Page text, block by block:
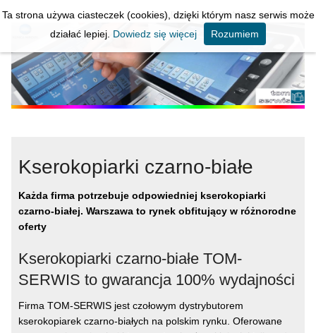
KOPIARKI * DRUKARKI * SERWIS
Kserokopiarki czarno-białe
Każda firma potrzebuje odpowiedniej kserokopiarki
czarno-białej. Warszawa to rynek obfitujący w różnorodne
oferty
Kserokopiarki czarno-białe TOM-
SERWIS to gwarancja 100% wydajności
Firma TOM-SERWIS jest czołowym dystrybutorem
kserokopiarek czarno-białych na polskim rynku. Oferowane
Ta strona używa ciasteczek (cookies), dzięki którym nasz serwis może
działać lepiej. Dowiedz się więcej Rozumiem